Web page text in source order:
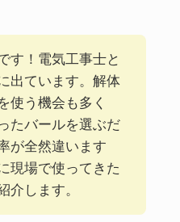
す！電気工事士と
出ています。解体
使う機会も多く
たバールを選ぶだ
が全然違います
現場で使ってきた
介します。